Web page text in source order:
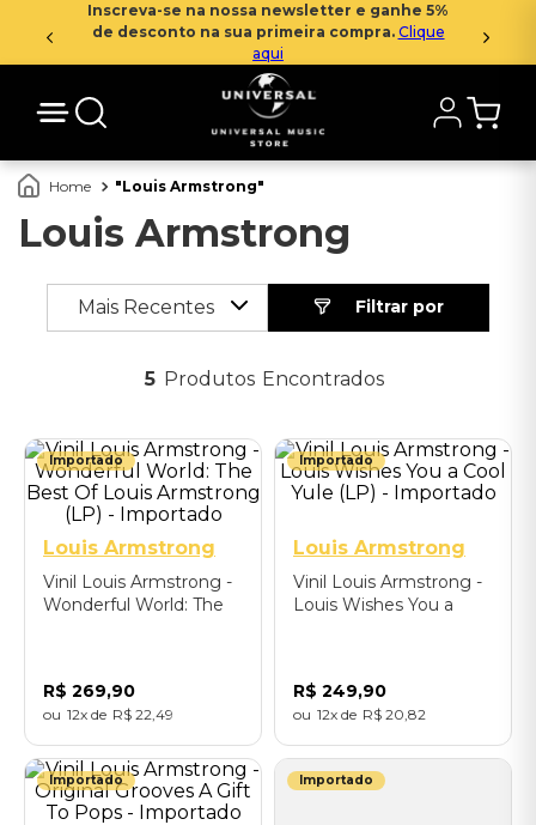
Inscreva-se na nossa newsletter e ganhe 5%
de desconto na sua primeira compra. Clique
aqui
Louis Armstrong
Louis Armstrong
Mais Recentes
5 Produtos
Importado
Louis Armstrong
Vinil Louis Armstrong -
Wonderful World: The
R$ 269,90
12 R$ 22 49
Importado
Louis Armstrong
Vinil Louis Armstrong -
Louis Wishes You a
R$ 249,90
12 R$ 20 82
Importado Importado